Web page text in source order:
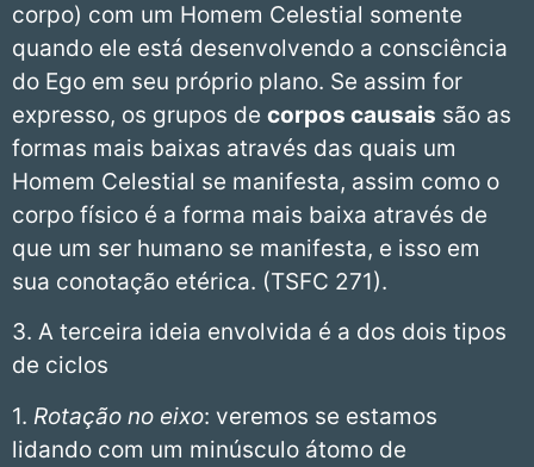
corpo) com um Homem Celestial somente
quando ele está desenvolvendo a consciência
do Ego em seu próprio plano. Se assim for
expresso, os grupos de corpos causais são as
formas mais baixas através das quais um
Homem Celestial se manifesta, assim como o
corpo físico é a forma mais baixa através de
que um ser humano se manifesta, e isso em
sua conotação etérica. (TSFC 271).
3. A terceira ideia envolvida é a dos dois tipos
de ciclos
1. Rotação no eixo: veremos se estamos
lidando com um minúsculo átomo de